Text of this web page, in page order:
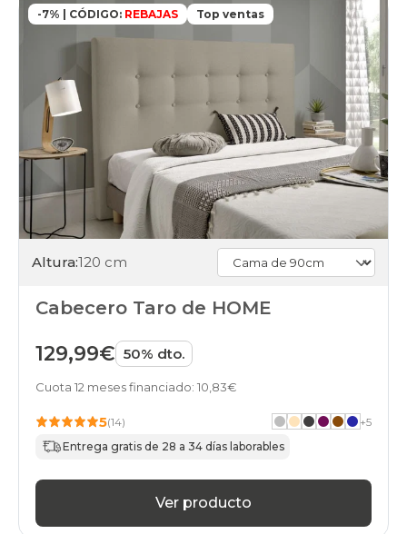
-7% | CÓDIGO: REBAJAS Top ventas
Altura:120 cm
Cabecero Taro de HOME
129,99€ 50% dto.
Cuota 12 meses financiado: 10,83€
5(14) +5
Entrega gratis de 28 a 34 días laborables
Ver producto